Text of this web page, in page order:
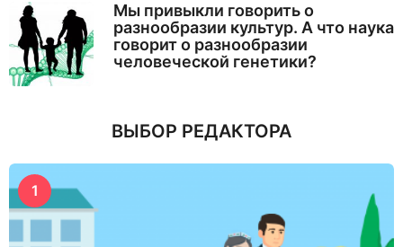
Мы привыкли говорить о
разнообразии культур. А что наука
говорит о разнообразии
человеческой генетики?
ВЫБОР РЕДАКТОРА
1